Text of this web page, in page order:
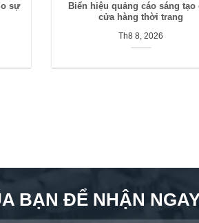
sự
Biển hiệu quảng cáo sáng tạo
cửa hàng thời trang
Th8 8, 2026
BẠN ĐỂ NHẬN